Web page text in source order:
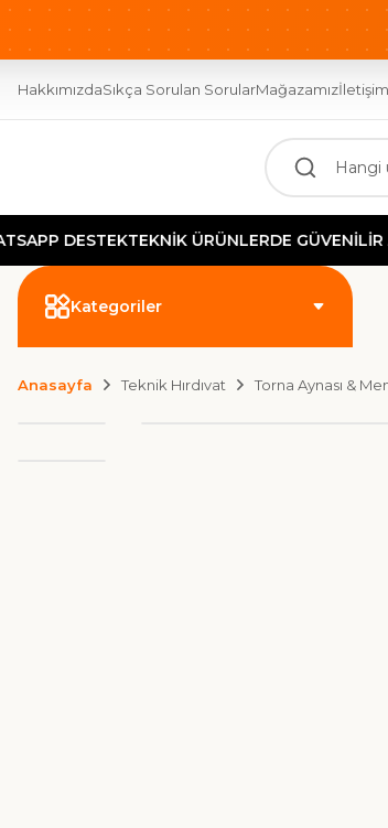
HakkımızdaSıkça Sorulan SorularMağazamızİletişim
DESTEKTEKNİK ÜRÜNLERDE GÜVENİLİR
Kategoriler
Anasayfa Teknik Hırdıvat Torna Aynası &